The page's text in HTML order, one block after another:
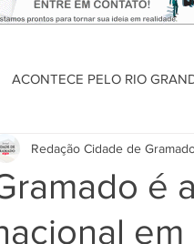
ACONTECE PELO RIO
FILHO SAÚDE
Dalavia
é
Redação Cidade de